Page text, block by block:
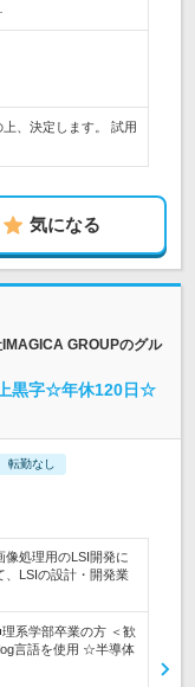
、決定します。 試用
気になる
GROUPのグル
黒字☆年休120日☆
転勤なし
像処理用のLSI開発に
、LSIの設計・開発業
系学部卒業の方 ＜歓
言語を使用 ☆半導体